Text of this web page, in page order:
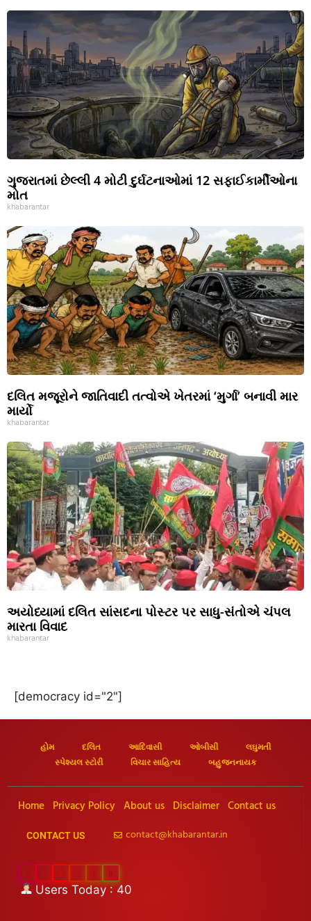
ગુજરાતમાં છેલ્લી 4 મોટી દુર્ઘટનાઓમાં 12 સફાઈકાર્મીઓના
મોત
khabarantar
દલિત મજૂરોને જાતિવાદી તત્વોએ ખેતરમાં ‘મુર્ગા’ બનાવી માર
માર્યો
khabarantar
અયોધ્યામાં દલિત સાંસદના પોસ્ટર પર સાધુ-સંતોએ ચંપલ
મારતા વિવાદ
khabarantar
[democracy id="2"]
હોમ દલિત આદિવાસી ઓબીસી
લઘુમતી
સ્પેશ્યલ સ્ટોરી
વિચાર સાહિત્ય બહુજનનાયક
Home Privacy Policy About us Disclaimer Contact us
CONTACT US contact@khabarantar.in
1 2 2
Users Today : 40